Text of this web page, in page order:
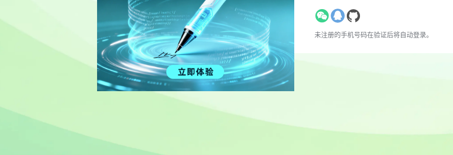
未注册的手机号码在验证后将自动登录。